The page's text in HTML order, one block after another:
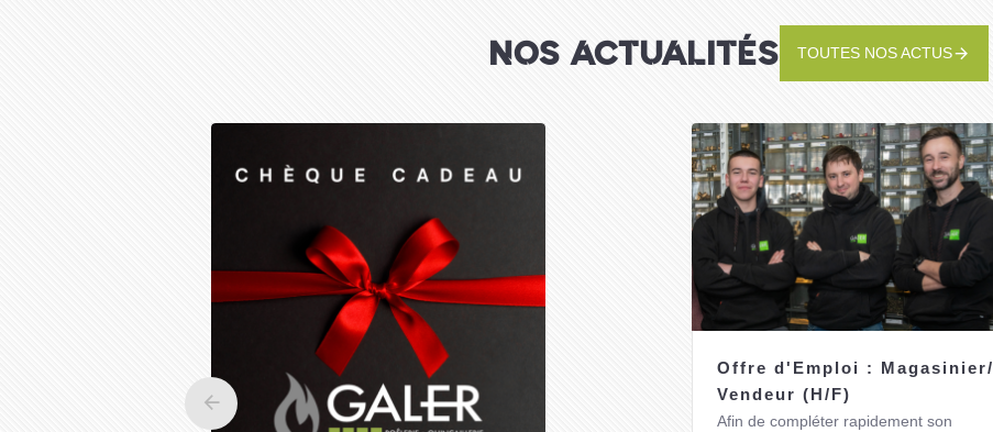
NOS ACTUALITÉS TOUTES NOS ACTUS
Offre d'Emploi : Magasinier/
Vendeur (H/F)
Afin de compléter rapidement son